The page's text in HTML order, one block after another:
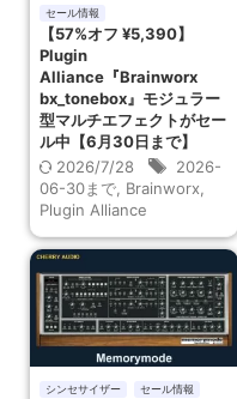
セール情報
【57%オフ ¥5,390】
Plugin
Alliance『Brainworx
bx_tonebox』モジュラー
型マルチエフェクトがセー
ル中【6月30日まで】
2026/7/28
2026-
06-30まで Brainworx
Plugin Alliance
シンセサイザー セール情報